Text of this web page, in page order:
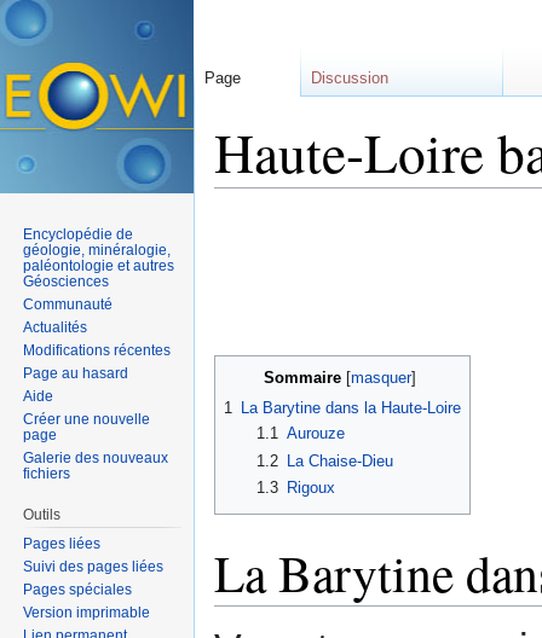
Haute-Loire
Sommaire masquer]
1 La Barytine dans la Haute-Loire
1.1 Aurouze
1.2
La Chaise-Dieu
1.3
Rigoux
La Barytine
Page Discussion
Encyclopédie de
géologie, minéralogie,
paléontologie et autres
Géosciences
Communauté
Actualités
Modifications récentes
Page au hasard
Aide
Créer une nouvelle
page
Galerie des nouveaux
fichiers
Outils
Pages liées
Suivi des pages liées
Pages spéciales
Version imprimable